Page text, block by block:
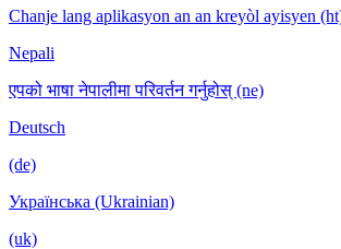
Chanje lang aplikasyon an an kreyòl ayisyen
Nepali
एपको भाषा नेपालीमा परिवर्तन गर्नुहोस् (ne)
Deutsch
(de)
Українська (Ukrainian)
(uk)